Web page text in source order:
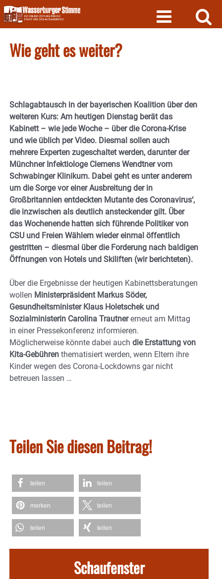
Skip
to
content
Wie geht es weiter?
Schlagabtausch in der bayerischen Koalition über den
weiteren Kurs: Am heutigen Dienstag berät das
Kabinett – wie jede Woche – über die Corona-Krise
und wie üblich per Video. Diesmal sollen auch
mehrere Experten zugeschaltet werden, darunter der
Münchner Infektiologe Clemens Wendtner vom
Schwabinger Klinikum. Dabei geht es unter anderem
um die Sorge vor einer Ausbreitung der in
Großbritannien entdeckten Mutante des Coronavirus‘,
die inzwischen als deutlich ansteckender gilt. Über
das Wochenende hatten sich führende Politiker von
CSU und Freien Wählern wieder einmal öffentlich
gestritten – diesmal über die Forderung nach baldigen
Öffnungen von Hotels und Skiliften (wir berichteten).
Über die Ergebnisse der heutigen Kabinettsberatungen
wollen Ministerpräsident Markus Söder,
Gesundheitsminister Klaus Holetschek und
Sozialministerin Carolina Trautnererneut am Mittag
in einer Pressekonferenz informieren.
Möglicherweise könnte dabei auch die Erstattung von
Kita-Gebühren thematisiert werden, wenn Eltern ihre
Kinder wegen des Corona-Lockdowns gar nicht
betreuen lassen …
Teilen Sie diesen Beitrag!
teilen teilen
merken teilen
teilen teilen
Schaufenster